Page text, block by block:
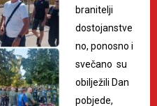
branitelji
dostojanstve
no, ponosno i
svečano su
obilježili Dan
pobjede,